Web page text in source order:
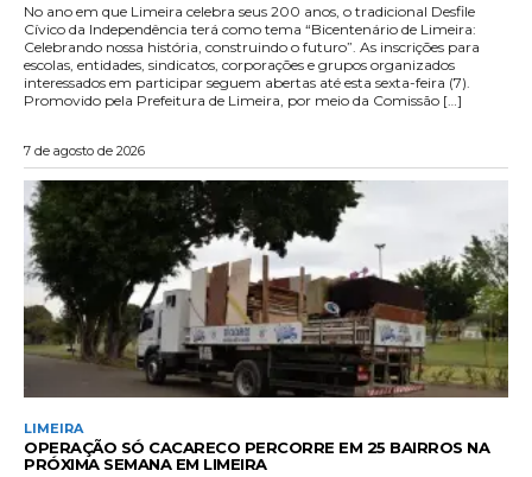
No ano em que Limeira celebra seus 200 anos, o tradicional Desfile
Cívico da Independência terá como tema “Bicentenário de Limeira:
Celebrando nossa história, construindo o futuro”. As inscrições para
escolas, entidades, sindicatos, corporações e grupos organizados
interessados em participar seguem abertas até esta sexta-feira (7).
Promovido pela Prefeitura de Limeira, por meio da Comissão […]
7 de agosto de 2026
LIMEIRA
OPERAÇÃO SÓ CACARECO PERCORRE EM 25 BAIRROS NA
PRÓXIMA SEMANA EM LIMEIRA